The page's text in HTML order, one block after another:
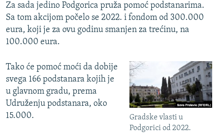
Za sada jedino Podgorica pruža pomoć podstanarima.
Sa tom akcijom počelo se 2022. i fondom od 300.000
eura, koji je za ovu godinu smanjen za trećinu, na
100.000 eura.
Gradske vlasti u
Podgorici od 2022.
Tako će pomoć moći da dobije
svega 166 podstanara kojih je
u glavnom gradu, prema
Udruženju podstanara, oko
15.000.